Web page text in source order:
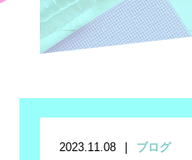
2023.11.08 ブログ